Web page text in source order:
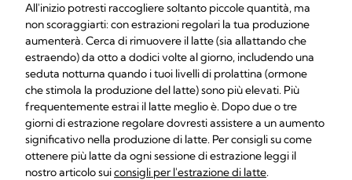
All'inizio potresti raccogliere soltanto piccole quantità, ma
non scoraggiarti: con estrazioni regolari la tua produzione
aumenterà. Cerca di rimuovere il latte (sia allattando che
estraendo) da otto a dodici volte al giorno, includendo una
seduta notturna quando i tuoi livelli di prolattina (ormone
che stimola la produzione del latte) sono più elevati. Più
frequentemente estrai il latte meglio è. Dopo due o tre
giorni di estrazione regolare dovresti assistere a un aumento
significativo nella produzione di latte. Per consigli su come
ottenere più latte da ogni sessione di estrazione leggi il
nostro articolo suiconsigli per l'estrazione di latte.